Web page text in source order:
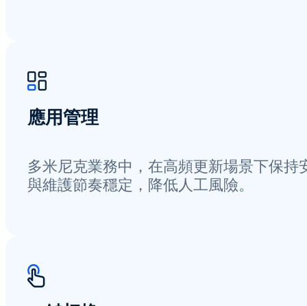
應用管理
多米尼克業務中，在高頻更新場景下保持
與維護節奏穩定，降低人工風險。